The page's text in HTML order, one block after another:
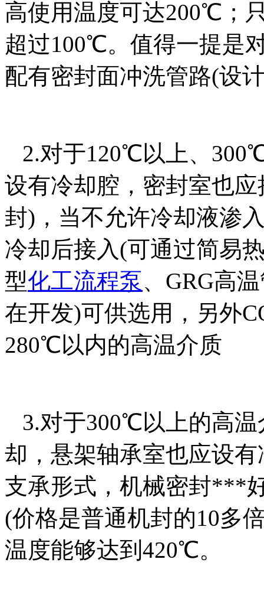
高使用温度可达200℃；
超过100℃。值得一提是
配有密封面冲洗管
2.对于120℃以上、
设有冷却腔，密封室也
封)，当不允许冷却液渗
冷却后接入(可通过简易
型化工流程泵、GRG高
在开发)可供选用，另外
280℃以内的高温
3.对于300℃以上的高
却，悬架轴承室也应设
支承形式，机械密封***
(价格是普通机封的10多
温度能够达到420℃。